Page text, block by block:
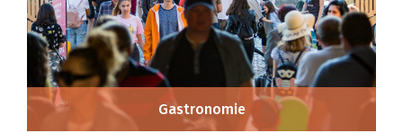
Gastronomie